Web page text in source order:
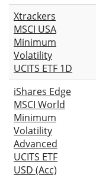
Xtrackers
MSCI USA
Minimum
Volatility
UCITS ETF 1D
iShares Edge
MSCI World
Minimum
Volatility
Advanced
UCITS ETF
USD (Acc)